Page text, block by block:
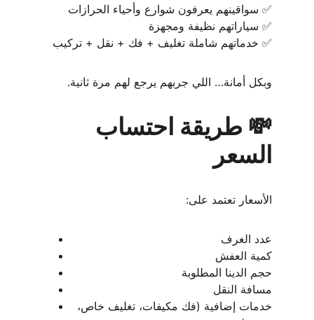
✅ سواقينهم يعرفون شوارع وأحياء الحرازات
✅ سياراتهم نظيفة ومجهزة
✅ خدماتهم شاملة تغليف + فك + نقل + تركيب
وبكل أمانة… اللي جربهم يرجع لهم مرة ثانية.
💸 طريقة احتساب
السعر
الأسعار تعتمد على:
عدد الغرف
كمية العفش
حجم الدينا المطلوبة
مسافة النقل
خدمات إضافية (فك مكيفات، تغليف خاص،